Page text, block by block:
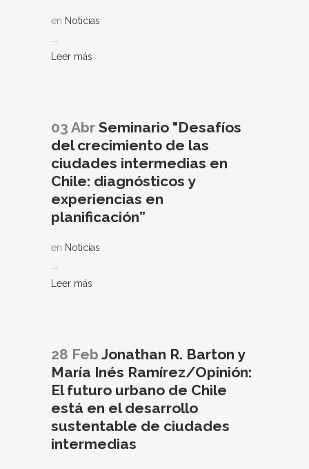
en Noticias
Leer más
03 Abr Seminario "Desafíos
del crecimiento de las
ciudades intermedias en
Chile: diagnósticos y
experiencias en
planificación”
en Noticias
Leer más
28 Feb Jonathan R. Barton y
María Inés Ramírez/Opinión:
El futuro urbano de Chile
está en el desarrollo
sustentable de ciudades
intermedias